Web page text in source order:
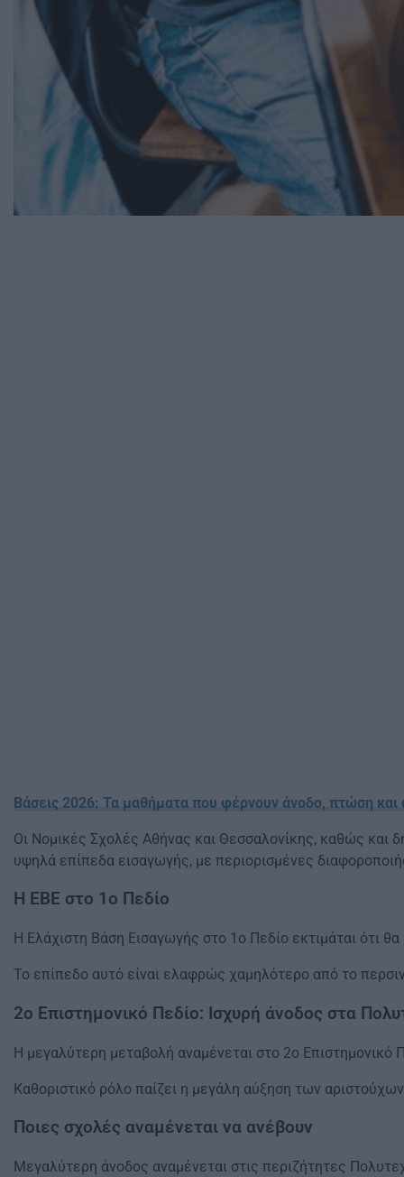
Βάσεις 2026: Τα μαθήματα που φέρνουν άνοδο, πτώση και
Οι Νομικές Σχολές Αθήνας και Θεσσαλονίκης, καθώς και
υψηλά επίπεδα εισαγωγής, με περιορισμένες
Η ΕΒΕ στο 1ο Πεδίο
Η Ελάχιστη Βάση Εισαγωγής στο 1ο Πεδίο εκτιμάται ότι
Το επίπεδο αυτό είναι ελαφρώς χαμηλότερο από το
2ο Επιστημονικό Πεδίο: Ισχυρή άνοδος στα
Η μεγαλύτερη μεταβολή αναμένεται στο 2ο
Καθοριστικό ρόλο παίζει η μεγάλη αύξηση των
Ποιες σχολές αναμένεται να ανέβουν
Μεγαλύτερη άνοδος αναμένεται στις περιζήτητες